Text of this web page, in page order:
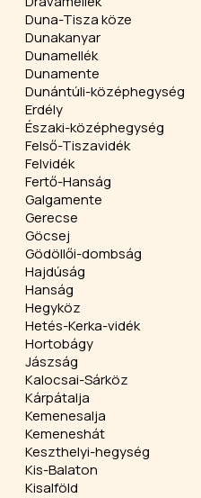
Duna-Tisza köze
Dunakanyar
Dunamellék
Dunamente
Dunántúli-középhegység
Erdély
Északi-középhegység
Felső-Tiszavidék
Felvidék
Fertő-Hanság
Galgamente
Gerecse
Göcsej
Gödöllői-dombság
Hajdúság
Hanság
Hegyköz
Hetés-Kerka-vidék
Hortobágy
Jászság
Kalocsai-Sárköz
Kárpátalja
Kemenesalja
Kemeneshát
Keszthelyi-hegység
Kis-Balaton
Kisalföld